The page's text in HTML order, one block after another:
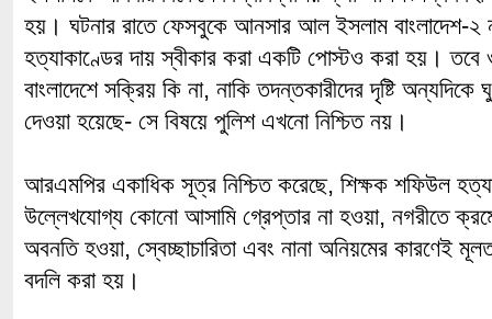
হয়। ঘটনার রাতে ফেসবুকে আনসার আল ইসলাম বাংলাদেশ-২
হত্যাকাণ্ডের দায় স্বীকার করা একটি পোস্টও করা হয়।
বাংলাদেশে সক্রিয় কি না, নাকি তদন্তকারীদের দৃষ্টি
দেওয়া হয়েছে- সে বিষয়ে পুলিশ এখনো নিশ্চিত নয়।
আরএমপির একাধিক সূত্র নিশ্চিত করেছে, শিক্ষক শফিউল
উল্লেখযোগ্য কোনো আসামি গ্রেপ্তার না হওয়া, নগরীতে
অবনতি হওয়া, স্বেচ্ছাচারিতা এবং নানা অনিয়মের কারণেই মূলত
বদলি করা হয়।